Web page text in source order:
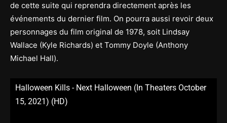
de cette suite qui reprendra directement après les
événements du dernier film. On pourra aussi revoir deux
personnages du film original de 1978, soit Lindsay
Wallace (Kyle Richards) et Tommy Doyle (Anthony
Michael Hall).
Halloween Kills - Next Halloween (In Theaters October
15, 2021) (HD)